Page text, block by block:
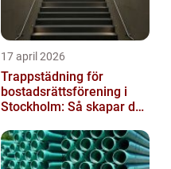
17 april 2026
Trappstädning för
bostadsrättsförening i
Stockholm: Så skapar du
trapphus...